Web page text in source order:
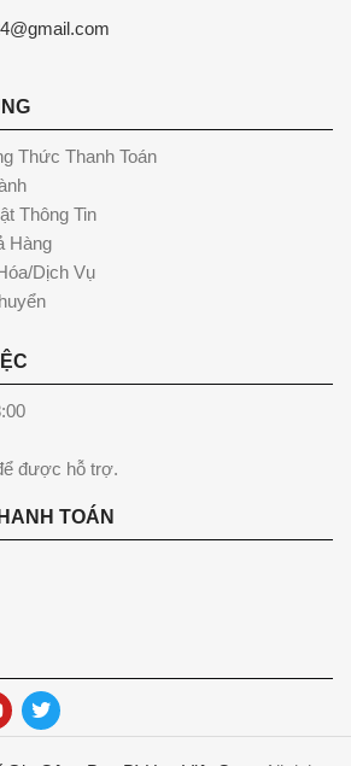
Thức Thanh Toán
Thông Tin
Hàng
Dịch Vụ
được hỗ trợ.
TOÁN